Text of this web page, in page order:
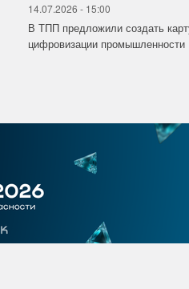
14.07.2026 - 15:00
В ТПП предложили создать
цифровизации промышленности